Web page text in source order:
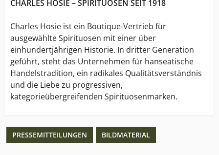
CHARLES HOSIE – SPIRITUOSEN SEIT 1918
Charles Hosie ist ein Boutique-Vertrieb für
ausgewählte Spirituosen mit einer über
einhundertjährigen Historie. In dritter Generation
geführt, steht das Unternehmen für hanseatische
Handelstradition, ein radikales Qualitätsverständnis
und die Liebe zu progressiven,
kategorieübergreifenden Spirituosenmarken.
PRESSEMITTEILUNGEN BILDMATERIAL